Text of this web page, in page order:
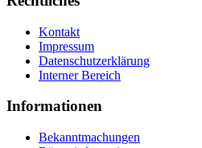
Kontakt
Impressum
Datenschutzerklärung
Interner Bereich
Informationen
Bekanntmachungen